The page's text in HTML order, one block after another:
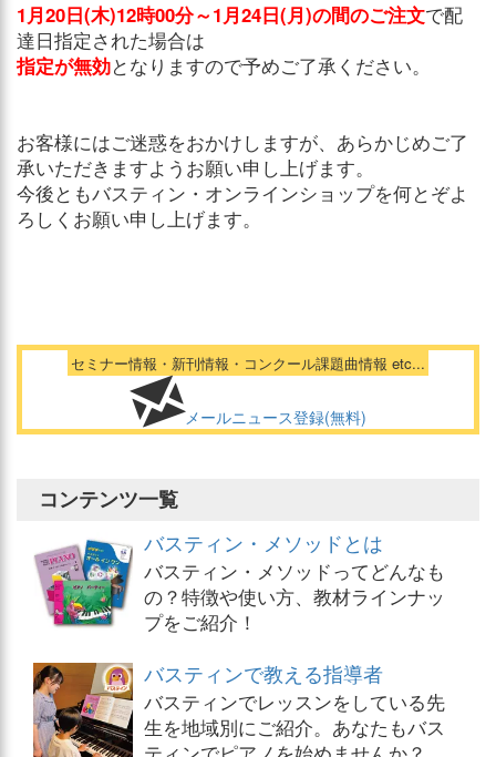
1月20日(木)12時00分～1月24日(月)の間のご注文で配
達日指定された場合は
指定が無効となりますので予めご了承ください。
お客様にはご迷惑をおかけしますが、あらかじめご了
承いただきますようお願い申し上げます。
今後ともバスティン・オンラインショップを何とぞよ
ろしくお願い申し上げます。
セミナー情報・新刊情報・コンクール課題曲情報 etc...
メールニュース登録(無料)
コンテンツ一覧
バスティン・メソッドとは
バスティン・メソッドってどんなも
の？特徴や使い方、教材ラインナッ
プをご紹介！
バスティンで教える指導者
バスティンでレッスンをしている先
生を地域別にご紹介。あなたもバス